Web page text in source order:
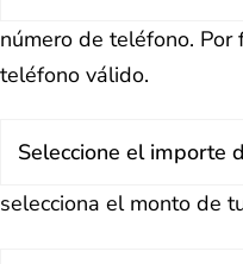
número de teléfono. Por
teléfono válido.
selecciona el monto de